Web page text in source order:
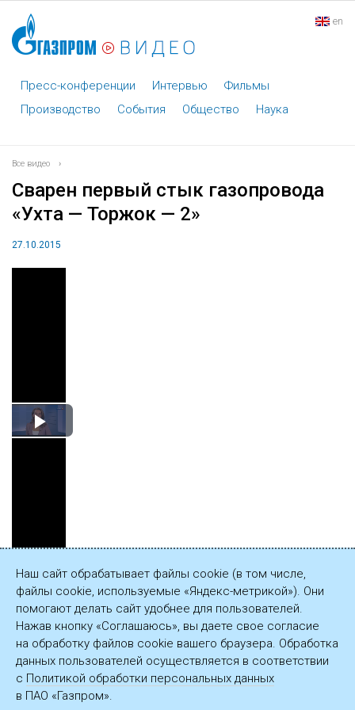
en
Пресс-конференции Интервью
Фильмы
Производство
События Общество Наука
Все видео ›
Сварен первый стык газопровода
«Ухта — Торжок — 2»
27.10.2015
Play
Сохранить
видеозапись
(27 МБ)
Наш сайт обрабатывает файлы cookie (в том числе,
файлы cookie, используемые «Яндекс-метрикой»). Они
помогают делать сайт удобнее для пользователей.
Нажав кнопку «Соглашаюсь», вы даете свое согласие
на обработку файлов cookie вашего браузера. Обработка
данных пользователей осуществляется в соответствии
с Политикой обработки персональных данных
в ПАО «Газпром».